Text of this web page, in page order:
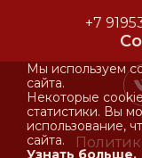
+7
Мы используем
сайта.
Некоторые
статистики. Вы
использование,
сайта.
Узнать больше.